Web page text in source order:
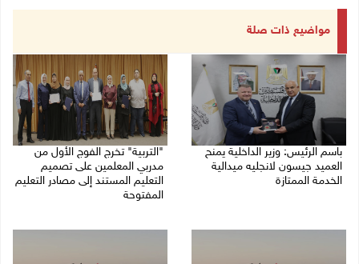
مواضيع ذات صلة
باسم الرئيس: وزير الداخلية يمنح
العميد جيسون لانجليه ميدالية
الخدمة الممتازة
"التربية" تخرج الفوج الأول من
مدربي المعلمين على تصميم
التعليم المستند إلى مصادر التعليم
المفتوحة